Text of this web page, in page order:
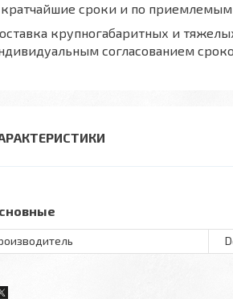
сроки и по
крупногабаритных и
согласованием